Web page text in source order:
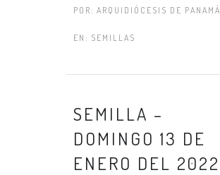
POR: ARQUIDIÓCESIS DE PANAMÁ
EN: SEMILLAS
SEMILLA –
DOMINGO 13 DE
ENERO DEL 2022